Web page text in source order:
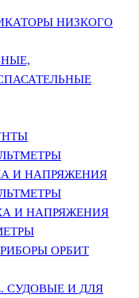
НИЗКОГО
И НАПРЯЖЕНИЯ
И НАПРЯЖЕНИЯ
ОРБИТ
СУДОВЫЕ И ДЛЯ